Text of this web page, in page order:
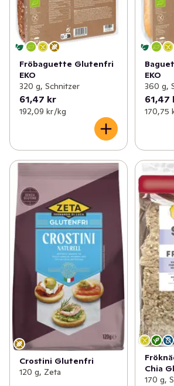
Fröbaguette Glutenfri
EKO
320 g, Schnitzer
61,47 kr
192,09 kr /kg
EKO
360 g,
61,47
170,75
Crostini Glutenfri
120 g, Zeta
Chia
170 g,